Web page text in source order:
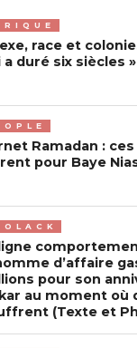
race et
a duré six siècles »
Ramadan :
pour Baye
d’affaire
pour son
au moment où
(Texte et